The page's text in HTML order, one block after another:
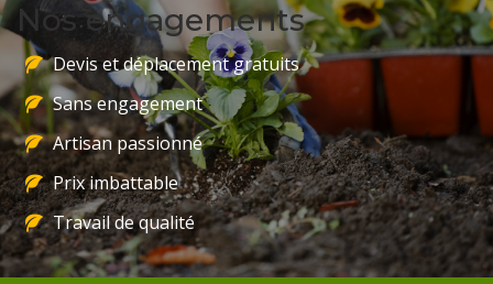
Nos engagements
Devis et déplacement gratuits
Sans engagement
Artisan passionné
Prix imbattable
Travail de qualité